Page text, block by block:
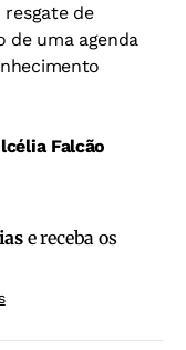
resgate de
de uma agenda
Falcão
e receba os